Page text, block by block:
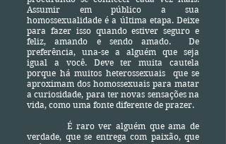
Assumir em público a sua
homossexualidade é a última etapa. Deixe
para fazer isso quando estiver seguro e
feliz, amando e sendo amado. De
preferência, una-se a alguém que seja
igual a você. Deve ter muita cautela
porque há muitos heterossexuais que se
aproximam dos homossexuais para matar
a curiosidade, para ter novas sensações na
vida, como uma fonte diferente de prazer.
É raro ver alguém que ama de
verdade, que se entrega com paixão, que